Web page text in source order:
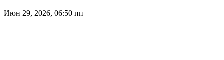
Июн 29, 2026, 06:50 пп